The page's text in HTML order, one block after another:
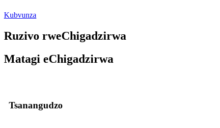
Kubvunza
Ruzivo rweChigadzirwa
Matagi eChigadzirwa
Tsanangudzo